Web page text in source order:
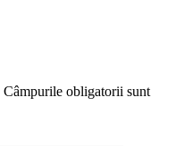
Câmpurile obligatorii sunt